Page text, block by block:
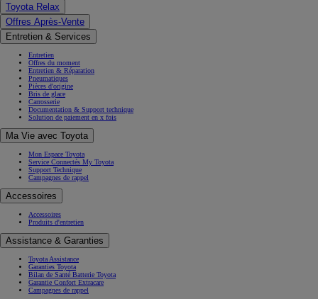
Toyota Relax
Offres Après-Vente
Entretien & Services
Entretien
Offres du moment
Entretien & Réparation
Pneumatiques
Pièces d'origine
Bris de glace
Carrosserie
Documentation & Support technique
Solution de paiement en x fois
Ma Vie avec Toyota
Mon Espace Toyota
Service Connectés My Toyota
Support Technique
Campagnes de rappel
Accessoires
Accessoires
Produits d'entretien
Assistance & Garanties
Toyota Assistance
Garanties Toyota
Bilan de Santé Batterie Toyota
Garantie Confort Extracare
Campagnes de rappel